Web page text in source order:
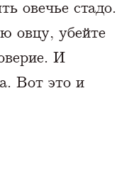
овечье стадо.
овцу, убейте
И
Вот это и